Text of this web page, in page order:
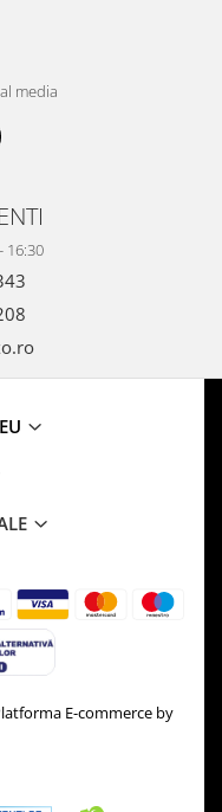
media
16:30
E-commerce by